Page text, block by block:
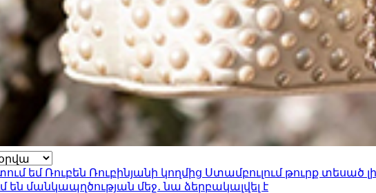
եմ Ռուբեն Ռուբինյանի կողմից Ստամբուլում թուրք տեսած
մանկապղծության մեջ․ նա ձերբակալվել է